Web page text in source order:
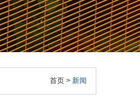
首页 > 新闻